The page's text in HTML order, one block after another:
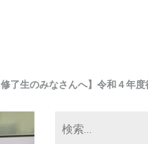
修了生のみなさんへ】令和４年